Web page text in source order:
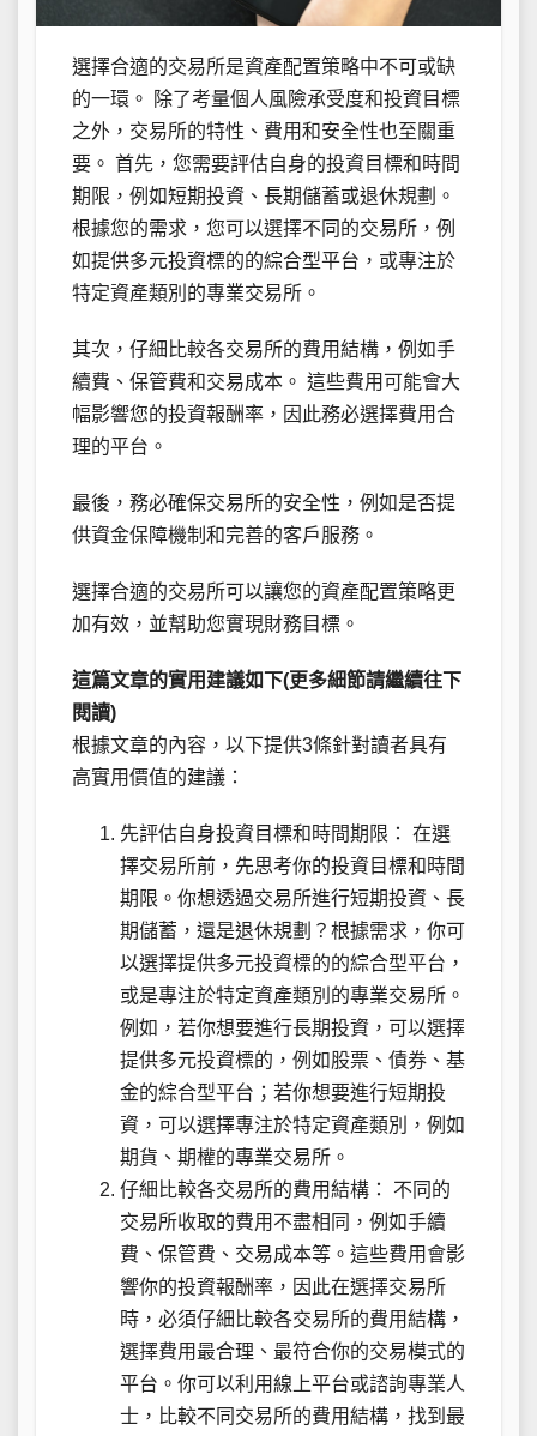
選擇合適的交易所是資產配置策略中不可或缺
的一環。 除了考量個人風險承受度和投資目標
之外，交易所的特性、費用和安全性也至關重
要。 首先，您需要評估自身的投資目標和時間
期限，例如短期投資、長期儲蓄或退休規劃。
根據您的需求，您可以選擇不同的交易所，例
如提供多元投資標的的綜合型平台，或專注於
特定資產類別的專業交易所。
其次，仔細比較各交易所的費用結構，例如手
續費、保管費和交易成本。 這些費用可能會大
幅影響您的投資報酬率，因此務必選擇費用合
理的平台。
最後，務必確保交易所的安全性，例如是否提
供資金保障機制和完善的客戶服務。
選擇合適的交易所可以讓您的資產配置策略更
加有效，並幫助您實現財務目標。
這篇文章的實用建議如下(更多細節請繼續往下
閱讀)
根據文章的內容，以下提供3條針對讀者具有
高實用價值的建議：
先評估自身投資目標和時間期限： 在選
擇交易所前，先思考你的投資目標和時間
期限。你想透過交易所進行短期投資、長
期儲蓄，還是退休規劃？根據需求，你可
以選擇提供多元投資標的的綜合型平台，
或是專注於特定資產類別的專業交易所。
例如，若你想要進行長期投資，可以選擇
提供多元投資標的，例如股票、債券、基
金的綜合型平台；若你想要進行短期投
資，可以選擇專注於特定資產類別，例如
期貨、期權的專業交易所。
仔細比較各交易所的費用結構： 不同的
交易所收取的費用不盡相同，例如手續
費、保管費、交易成本等。這些費用會影
響你的投資報酬率，因此在選擇交易所
時，必須仔細比較各交易所的費用結構，
選擇費用最合理、最符合你的交易模式的
平台。你可以利用線上平台或諮詢專業人
士，比較不同交易所的費用結構，找到最